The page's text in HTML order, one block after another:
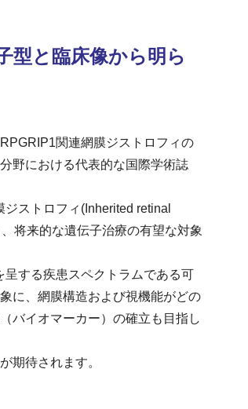
型と臨床像から明ら
関連網膜ジストロフィの
野における代表的な国際学術誌
ストロフィ(Inherited retinal
将来的な遺伝子治療の有望な対象
する疾患スペクトラムである可
に、網膜構造および視機能がどの
バイオマーカー）の確立も目指し
期待されます。